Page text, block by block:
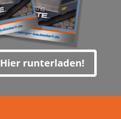
Hier runterladen!